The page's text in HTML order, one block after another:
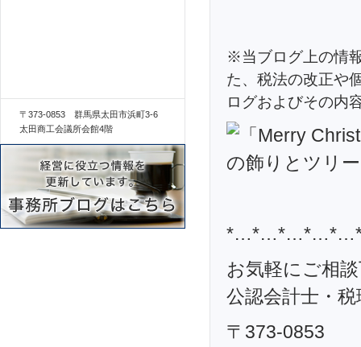
※当ブログ上の情
た、税法の改正や
ログおよびその内
お気軽にご相
公認会計士・
〒373-0853
〒373-0853 群馬県太田市浜町3-6
太田商工会議所会館4階